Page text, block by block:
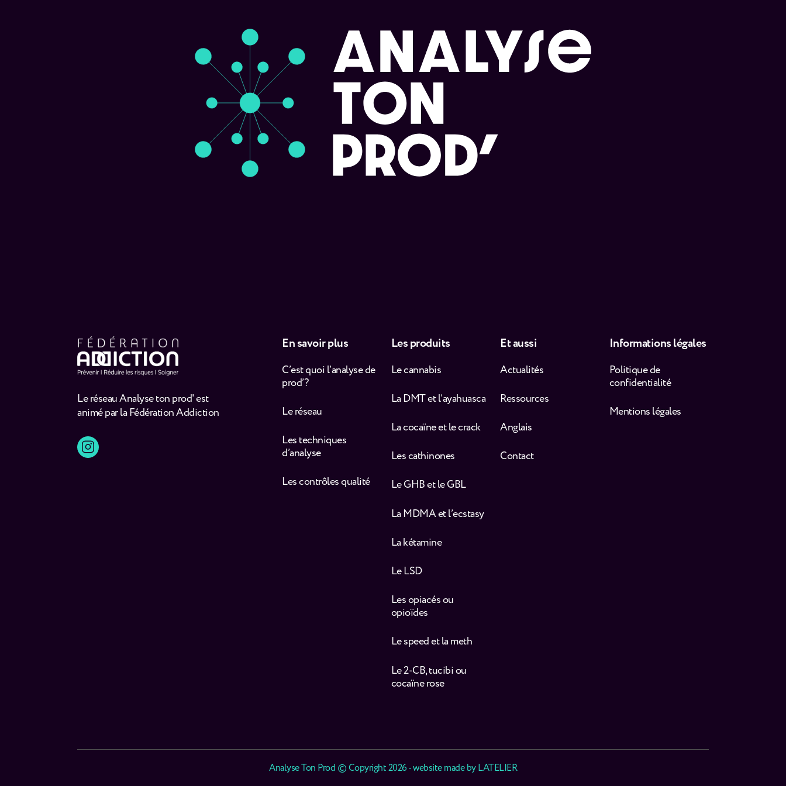
Le réseau Analyse ton prod' est
animé par la Fédération Addiction
En savoir plus
C’est quoi l’analyse de
prod’ ?
Le réseau
Les techniques
d’analyse
Les contrôles qualité
Les produits
Le cannabis
La DMT et l’ayahuasca
La cocaïne et le crack
Les cathinones
Le GHB et le GBL
La MDMA et l’ecstasy
La kétamine
Le LSD
Les opiacés ou
opioïdes
Le speed et la meth
Le 2-CB, tucibi ou
cocaïne rose
Et aussi
Actualités
Ressources
Anglais
Contact
Informations légales
Politique de
confidentialité
Mentions légales
Analyse Ton Prod © Copyright 2026 - website made byLATELIER